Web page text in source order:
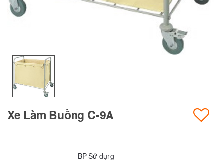
Xe Làm Buồng C-9A
BP Sử dụng